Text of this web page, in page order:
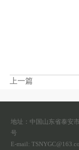
上一篇
地址：中国山东省泰安
号
E-mail: